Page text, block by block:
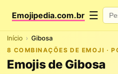
Emojipedia.com.br ☰
Início Gibosa
8 COMBINAÇÕES DE EMOJI ·
Emojis de Gibosa